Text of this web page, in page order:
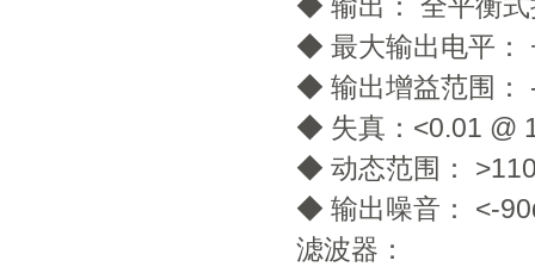
◆ 最大输出电平：
◆ 输出增益范围：
◆ 失真：<0.01 @
◆ 动态范围：
◆ 输出噪音： <-
滤波器：